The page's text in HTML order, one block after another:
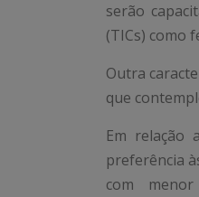
serão
(TICs) como
Outra
que
Em relação
preferência
com